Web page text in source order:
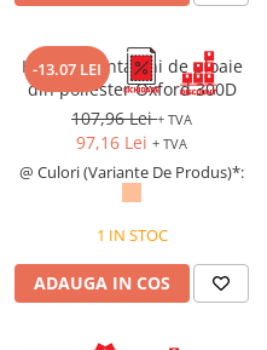
-13.07 LEI
HYDRA, Pantaloni de ploaie
din poliester Oxford 300D
107,96 Lei+ TVA
97,16 Lei + TVA
@ Culori (Variante De Produs)*:
1 IN STOC
ADAUGA IN COS